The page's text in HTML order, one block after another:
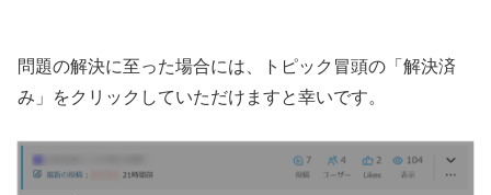
問題の解決に至った場合には、トピック冒頭の「解決済
み」をクリックしていただけますと幸いです。